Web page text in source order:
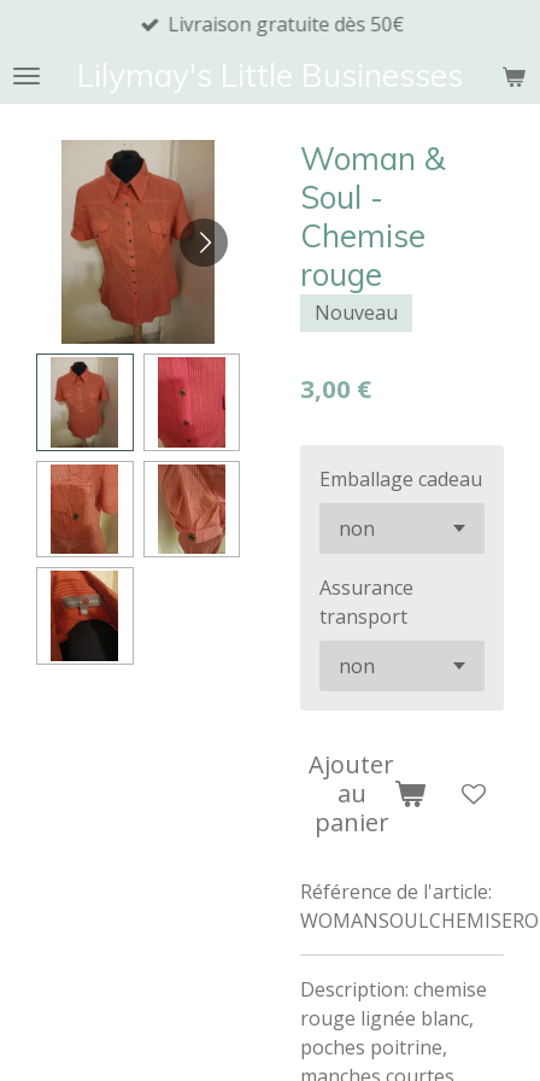
contenuLilymay's Little Businesses
Livraison gratuite dès 50€
Woman &
Soul -
Chemise
rouge
Nouveau
3,00 €
Emballage cadeau
Assurance
transport
Ajouter
au
panier
Référence de l'article:
Description: chemise
rouge lignée blanc,
poches poitrine,